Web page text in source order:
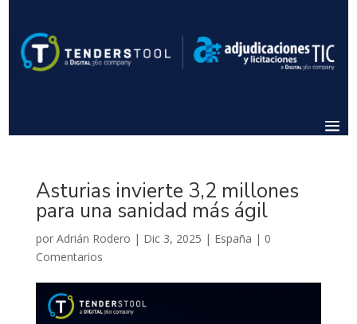
Asturias invierte 3,2 millones
para una sanidad más ágil
por Adrián Rodero | Dic 3, 2025 | España | 0
Comentarios